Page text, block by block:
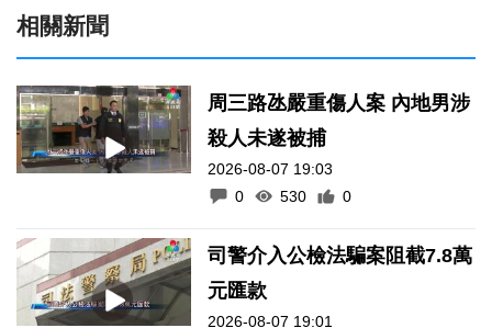
相關新聞
周三路氹嚴重傷人案 內地男涉
殺人未遂被捕
2026-08-07 19:03
0
530 0
司警介入公檢法騙案阻截7.8萬
元匯款
2026-08-07 19:01